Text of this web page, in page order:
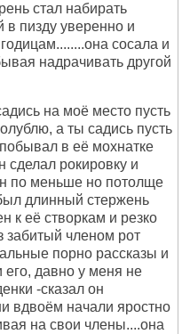
стал набирать
в пизду уверенно и
сосала и
надрачивать другой
на моё место пусть
а ты садись пусть
в её мохнатке
сделал рокировку и
по меньше но потолще
длинный стержень
к её створкам и резко
забитый членом рот
порно рассказы и
давно у меня не
-сказал он
вдвоём начали яростно
на свои члены....она